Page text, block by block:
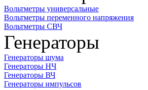
Вольтметры универсальные
Вольтметры переменного напряжения
Вольтметры СВЧ
Генераторы
Генераторы шума
Генераторы НЧ
Генераторы ВЧ
Генераторы импульсов